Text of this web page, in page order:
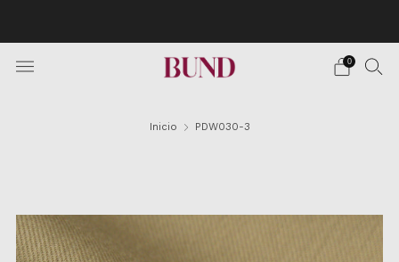
0
Inicio PDW030-3